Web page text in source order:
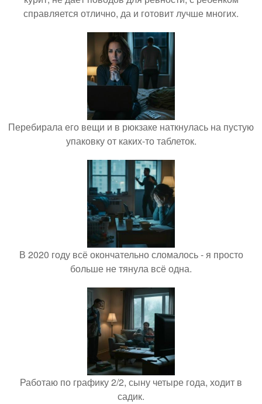
справляется отлично, да и готовит лучше многих.
Перебирала его вещи и в рюкзаке наткнулась на пустую
упаковку от каких-то таблеток.
В 2020 году всё окончательно сломалось - я просто
больше не тянула всё одна.
Работаю по графику 2/2, сыну четыре года, ходит в
садик.